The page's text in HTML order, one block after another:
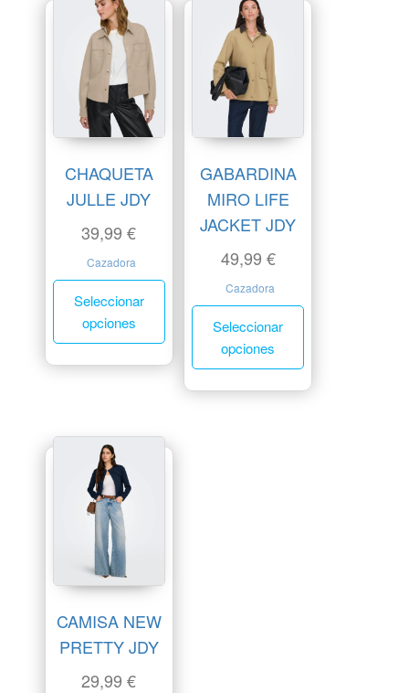
CHAQUETA
JULLE JDY
39,99€
Cazadora
Seleccionar
opciones
GABARDINA
MIRO LIFE
JACKET JDY
49,99 €
Cazadora
Seleccionar
opciones
CAMISA NEW
PRETTY JDY
29,99€